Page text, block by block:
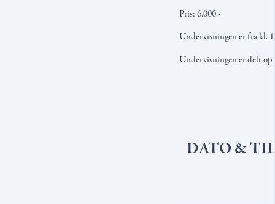
Pris: 6.000.-
Undervisningen er fra kl.
Undervisningen er delt op
DATO &